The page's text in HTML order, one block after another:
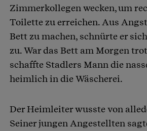
Zimmerkollegen wecken, um
Toilette zu erreichen. Aus
Bett zu machen, schnürte er
zu. War das Bett am Morgen
schaffte Stadlers Mann die
heimlich in die Wäscherei.
Der Heimleiter wusste von
Seiner jungen Angestellten